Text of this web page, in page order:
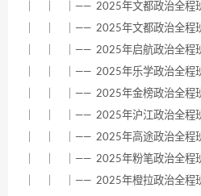
｜ ｜ ｜—— 2025年文都政治全程
｜ ｜ ｜—— 2025年文都政治全程
｜ ｜ ｜—— 2025年启航政治全程班
｜ ｜ ｜—— 2025年乐学政治全程
｜ ｜ ｜—— 2025年金榜政治全程班
｜ ｜ ｜—— 2025年沪江政治全程班
｜ ｜ ｜—— 2025年高途政治全程班
｜ ｜ ｜—— 2025年粉笔政治全程
｜ ｜ ｜—— 2025年橙拉政治全程班